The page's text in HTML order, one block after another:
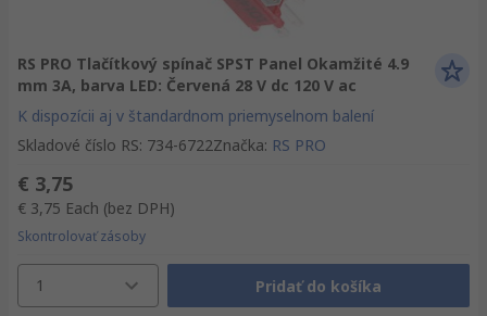
RS PRO Tlačítkový spínač SPST Panel Okamžité 4.9
mm 3A, barva LED: Červená 28 V dc 120 V ac
K dispozícii aj v štandardnom priemyselnom balení
Skladové číslo RS: 734-6722Značka: RS PRO
€ 3,75
€ 3,75 Each (bez DPH)
Skontrolovať zásoby
1 Pridať do košíka